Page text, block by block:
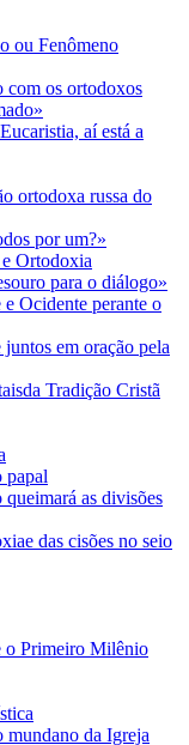
ou Fenômeno
com os ortodoxos
aí está a
ortodoxa russa do
por um?»
Ortodoxia
para o diálogo»
Ocidente perante o
em oração pela
Tradição Cristã
papal
as divisões
das cisões no seio
o Primeiro Milênio
mundano da Igreja